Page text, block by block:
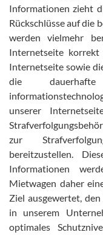
Informationen zieht
Rückschlüsse auf die
werden vielmehr
Internetseite
Internetseite sowie
die dauerhafte
unserer
zur
bereitzustellen.
Informationen
Mietwagen daher
Ziel ausgewertet,
in unserem
optimales